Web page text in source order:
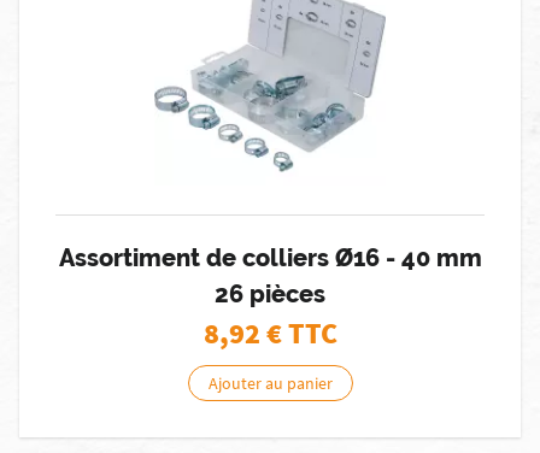
Assortiment de colliers Ø16 - 40 mm
26 pièces
8,92€ TTC
Ajouter au panier